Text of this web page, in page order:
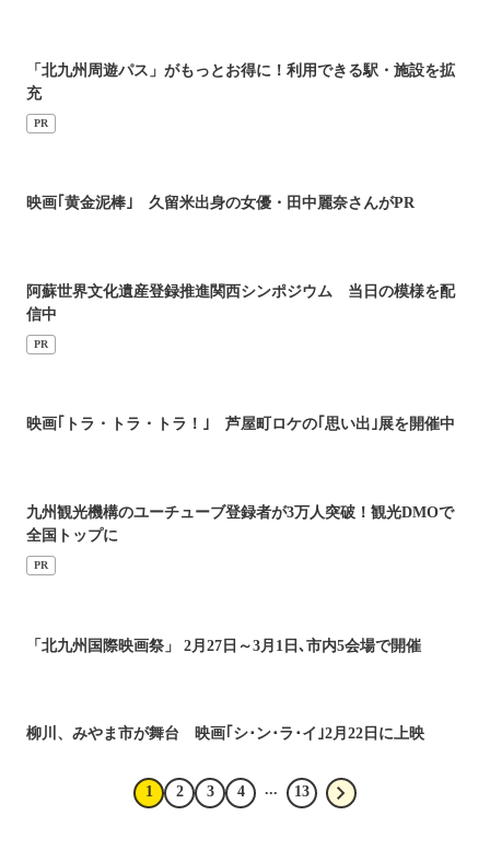
「北九州周遊パス」がもっとお得に！利用できる駅・施設を拡
充
PR
映画｢黄金泥棒｣ 久留米出身の女優・田中麗奈さんがPR
阿蘇世界文化遺産登録推進関西シンポジウム 当日の模様を配
信中
PR
映画｢トラ・トラ・トラ！｣ 芦屋町ロケの｢思い出｣展を開催中
九州観光機構のユーチューブ登録者が3万人突破！観光DMOで
全国トップに
PR
「北九州国際映画祭」 2月27日～3月1日､市内5会場で開催
柳川、みやま市が舞台 映画｢シ･ン･ラ･イ｣2月22日に上映
1 2 3 4 ... 13